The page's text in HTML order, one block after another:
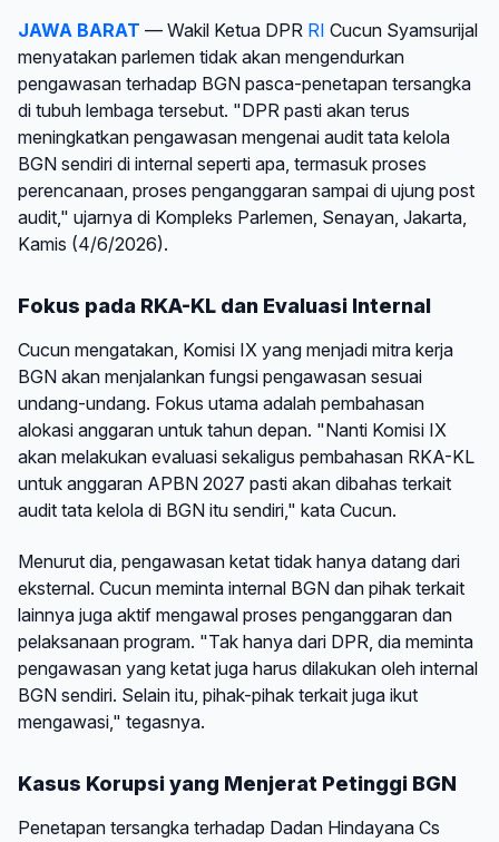
JAWA BARAT — Wakil Ketua DPR RI Cucun Syamsurijal
menyatakan parlemen tidak akan mengendurkan
pengawasan terhadap BGN pasca-penetapan tersangka
di tubuh lembaga tersebut. "DPR pasti akan terus
meningkatkan pengawasan mengenai audit tata kelola
BGN sendiri di internal seperti apa, termasuk proses
perencanaan, proses penganggaran sampai di ujung post
audit," ujarnya di Kompleks Parlemen, Senayan, Jakarta,
Kamis (4/6/2026).
Fokus pada RKA-KL dan Evaluasi Internal
Cucun mengatakan, Komisi IX yang menjadi mitra kerja
BGN akan menjalankan fungsi pengawasan sesuai
undang-undang. Fokus utama adalah pembahasan
alokasi anggaran untuk tahun depan. "Nanti Komisi IX
akan melakukan evaluasi sekaligus pembahasan RKA-KL
untuk anggaran APBN 2027 pasti akan dibahas terkait
audit tata kelola di BGN itu sendiri," kata Cucun.
Menurut dia, pengawasan ketat tidak hanya datang dari
eksternal. Cucun meminta internal BGN dan pihak terkait
lainnya juga aktif mengawal proses penganggaran dan
pelaksanaan program. "Tak hanya dari DPR, dia meminta
pengawasan yang ketat juga harus dilakukan oleh internal
BGN sendiri. Selain itu, pihak-pihak terkait juga ikut
mengawasi," tegasnya.
Kasus Korupsi yang Menjerat Petinggi BGN
Penetapan tersangka terhadap Dadan Hindayana Cs